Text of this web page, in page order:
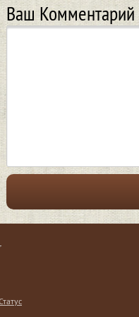
Ваш Комментарий